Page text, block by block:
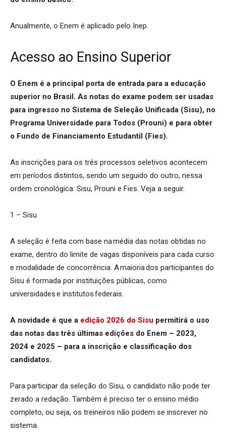
Anualmente, o Enem é aplicado pelo Inep.
Acesso ao Ensino Superior
O Enem é a principal porta de entrada para a educação
superior no Brasil. As notas do exame podem ser usadas
para ingresso no Sistema de Seleção Unificada (Sisu), no
Programa Universidade para Todos (Prouni) e para obter
o Fundo de Financiamento Estudantil (Fies).
As inscrições para os três processos seletivos acontecem
em períodos distintos, sendo um seguido do outro, nessa
ordem cronológica: Sisu, Prouni e Fies. Veja a seguir.
1 – Sisu
A seleção é feita com base na média das notas obtidas no
exame, dentro do limite de vagas disponíveis para cada curso
e modalidade de concorrência. A maioria dos participantes do
Sisu é formada por instituições públicas, como
universidades e institutos federais.
A novidade é que a edição 2026 do Sisu permitirá o uso
das notas das três últimas edições do Enem – 2023,
2024 e 2025 – para a inscrição e classificação dos
candidatos.
Para participar da seleção do Sisu, o candidato não pode ter
zerado a redação. Também é preciso ter o ensino médio
completo, ou seja, os treineiros não podem se inscrever no
sistema.